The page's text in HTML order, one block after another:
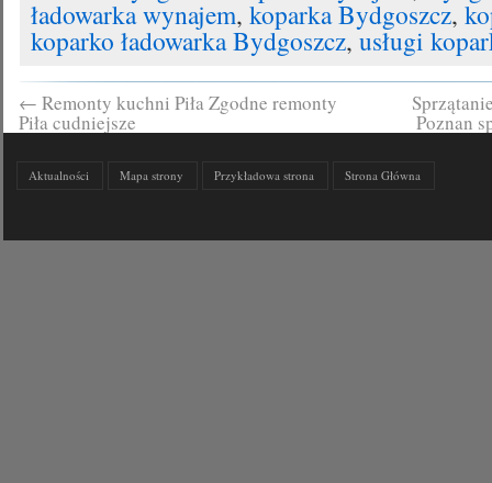
ładowarka wynajem,koparka Bydgoszcz,
koparko ładowarka Bydgoszcz,usługi
← Remonty kuchni Piła Zgodne remonty
Piła cudniejsze Poznan
Aktualności Mapa strony Przykładowa strona Strona Główna